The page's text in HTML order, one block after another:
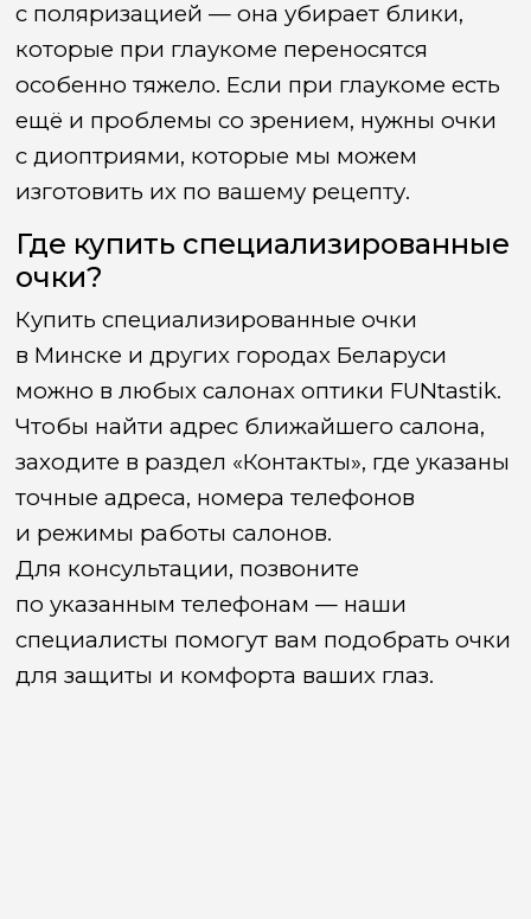
с поляризацией — она убирает блики,
которые при глаукоме переносятся
особенно тяжело. Если при глаукоме есть
ещё и проблемы со зрением, нужны очки
с диоптриями, которые мы можем
изготовить их по вашему рецепту.
Где купить специализированные
очки?
Купить специализированные очки
в Минске и других городах Беларуси
можно в любых салонах оптики FUNtastik.
Чтобы найти адрес ближайшего салона,
заходите в раздел «Контакты», где указаны
точные адреса, номера телефонов
и режимы работы салонов.
Для консультации, позвоните
по указанным телефонам — наши
специалисты помогут вам подобрать очки
для защиты и комфорта ваших глаз.